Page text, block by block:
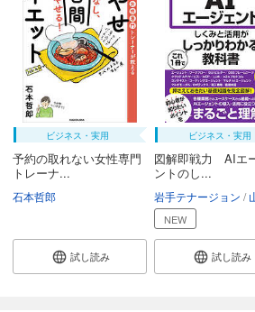
ビジネス・実用
予約の取れない女性専門
トレーナ...
石本哲郎
試し読み
ビジネス・実用
図解即戦力 AIエ
ントのし...
岩手テナージョン
NEW
試し読み